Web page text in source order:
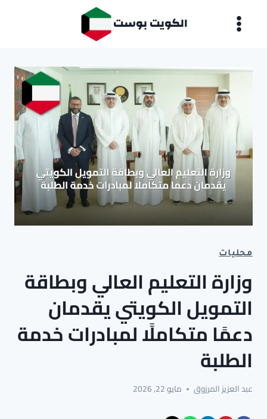
الكويت بوست
محليات
وزارة التعليم العالي وبطاقة
التمويل الكويتي يقدمان
دعمًا متكاملًا لمبادرات خدمة
الطلبة
عبد العزيز المرزوق مايو 22, 2026